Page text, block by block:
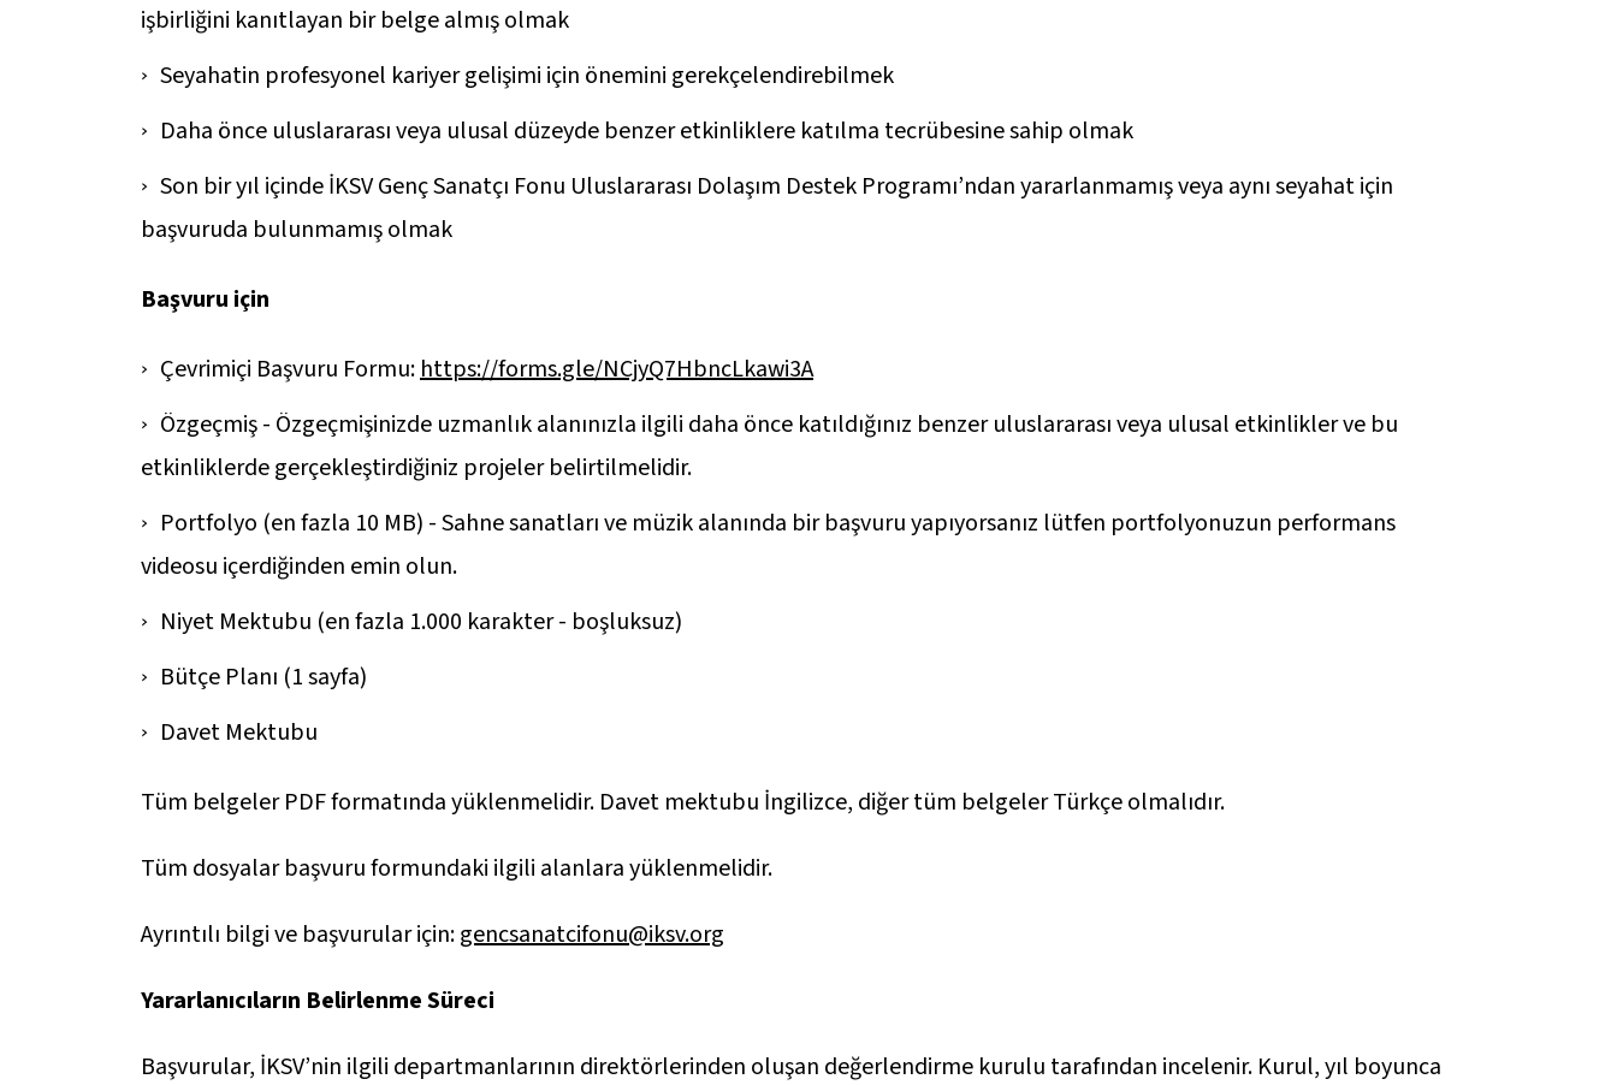
işbirliğini kanıtlayan bir belge almış olmak
Seyahatin profesyonel kariyer gelişimi için önemini gerekçelendirebilmek
Daha önce uluslararası veya ulusal düzeyde benzer etkinliklere katılma tecrübesine sahip olmak
Son bir yıl içinde İKSV Genç Sanatçı Fonu Uluslararası Dolaşım Destek Programı’ndan yararlanmamış veya aynı seyahat için
başvuruda bulunmamış olmak
Başvuru için
Çevrimiçi Başvuru Formu:https://forms.gle/NCjyQ7HbncLkawi3A
Özgeçmiş - Özgeçmişinizde uzmanlık alanınızla ilgili daha önce katıldığınız benzer uluslararası veya ulusal etkinlikler ve bu
etkinliklerde gerçekleştirdiğiniz projeler belirtilmelidir.
Portfolyo (en fazla 10 MB) - Sahne sanatları ve müzik alanında bir başvuru yapıyorsanız lütfen portfolyonuzun performans
videosu içerdiğinden emin olun.
Niyet Mektubu (en fazla 1.000 karakter - boşluksuz)
Bütçe Planı (1 sayfa)
Davet Mektubu
Tüm belgeler PDF formatında yüklenmelidir. Davet mektubu İngilizce, diğer tüm belgeler Türkçe olmalıdır.
Tüm dosyalar başvuru formundaki ilgili alanlara yüklenmelidir.
Ayrıntılı bilgi ve başvurular için:gencsanatcifonu@iksv.org
Yararlanıcıların Belirlenme Süreci
Başvurular, İKSV’nin ilgili departmanlarının direktörlerinden oluşan değerlendirme kurulu tarafından incelenir. Kurul, yıl boyunca